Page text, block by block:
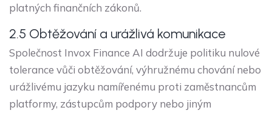
platných finančních zákonů.
2.5 Obtěžování a urážlivá komunikace
Společnost Invox Finance AI dodržuje politiku nulové
tolerance vůči obtěžování, výhružnému chování nebo
urážlivému jazyku namířenému proti zaměstnancům
platformy, zástupcům podpory nebo jiným